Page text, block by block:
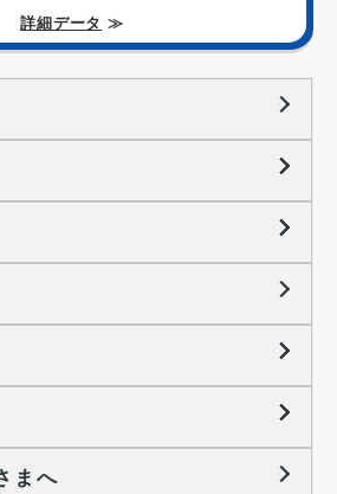
詳細データ ≫
徴
動レポート
レポート
レポート
の就業
究
まへ